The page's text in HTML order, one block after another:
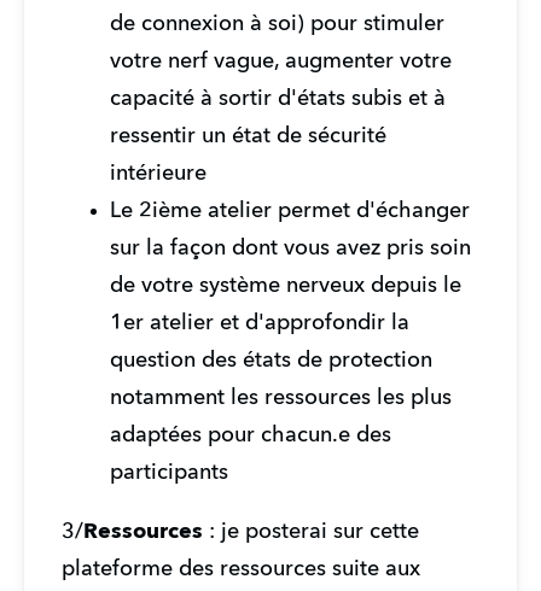
de connexion à soi) pour stimuler
votre nerf vague, augmenter votre
capacité à sortir d'états subis et à
ressentir un état de sécurité
intérieure
Le 2ième atelier permet d'échanger
sur la façon dont vous avez pris soin
de votre système nerveux depuis le
1er atelier et d'approfondir la
question des états de protection
notamment les ressources les plus
adaptées pour chacun.e des
participants
3/Ressources : je posterai sur cette
plateforme des ressources suite aux